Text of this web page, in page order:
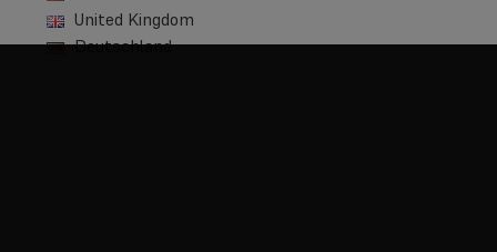
United Kingdom
Deutschland